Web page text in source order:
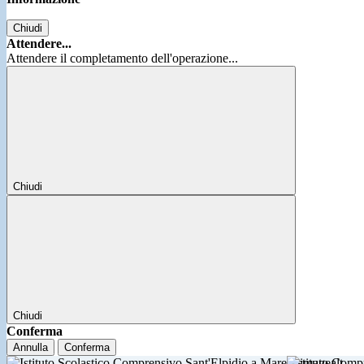
Chiudi
Attendere...
Attendere il completamento dell'operazione...
Chiudi
Chiudi
Conferma
Annulla Conferma